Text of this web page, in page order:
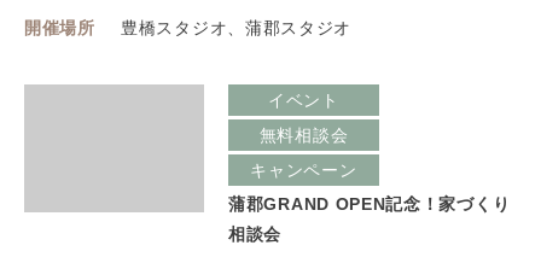
開催場所
豊橋スタジオ、蒲郡スタジオ
イベント
無料相談会
キャンペーン
蒲郡GRAND OPEN記念！家づくり
相談会